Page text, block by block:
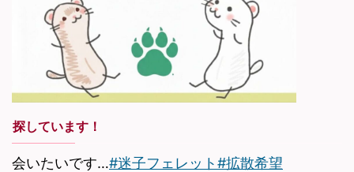
探しています！
会いたいです…#迷子フェレット#拡散希望